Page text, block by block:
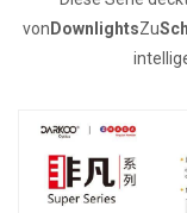
von DownlightsZu